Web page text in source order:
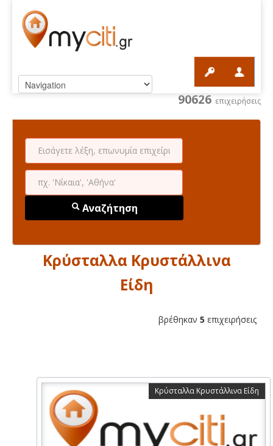
90626 επιχειρήσεις
Αναζήτηση
Κρύσταλλα Κρυστάλλινα
Είδη
βρέθηκαν 5 επιχειρήσεις
Κρύσταλλα Κρυστάλλινα Είδη